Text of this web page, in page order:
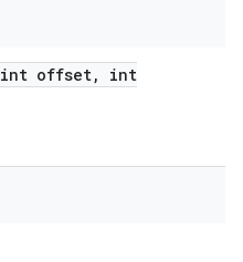
int offset,
int